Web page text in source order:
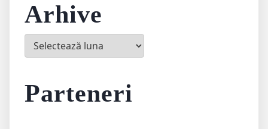
Arhive
Arhive
Parteneri